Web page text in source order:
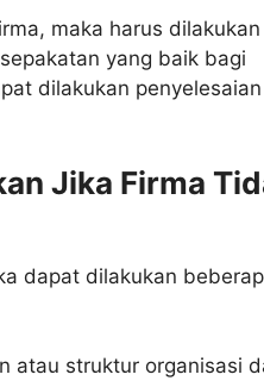
maka harus dilakukan
yang baik bagi
dilakukan penyelesaian
Jika Firma
dapat dilakukan
atau struktur organisasi